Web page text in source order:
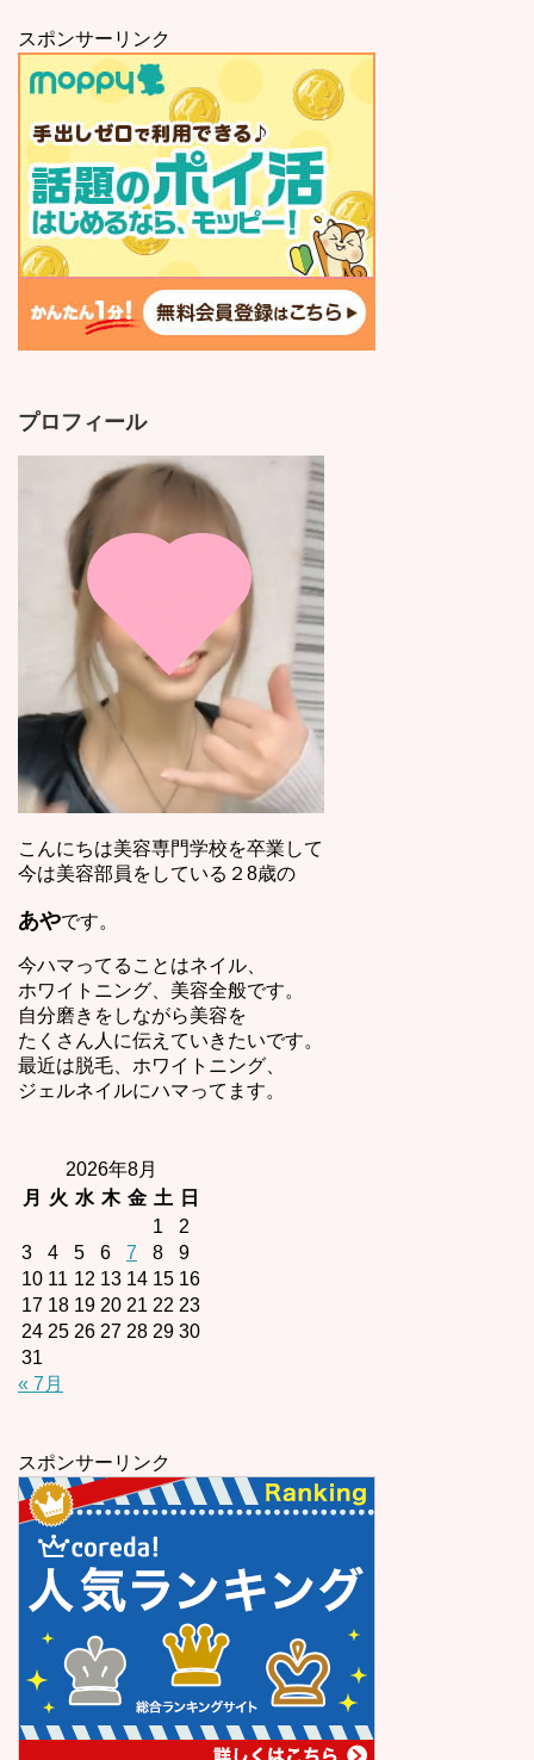
スポンサーリンク
プロフィール
こんにちは美容専門学校を卒業して
今は美容部員をしている２8歳の
あやです。
今ハマってることはネイル、
ホワイトニング、美容全般です。
自分磨きをしながら美容を
たくさん人に伝えていきたいです。
最近は脱毛、ホワイトニング、
ジェルネイルにハマってます。
2026年8月
月
火 水 木 金 土
日
1
2
3
4 5 6 7 8
9
10 11 12 13 14 15 16
17 18 19 20 21 22 23
24 25 26 27 28 29 30
31
« 7月
スポンサーリンク